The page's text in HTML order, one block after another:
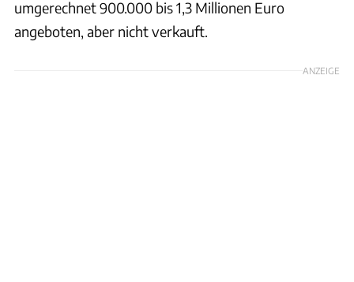
umgerechnet 900.000 bis 1,3 Millionen Euro
angeboten, aber nicht verkauft.
ANZEIGE